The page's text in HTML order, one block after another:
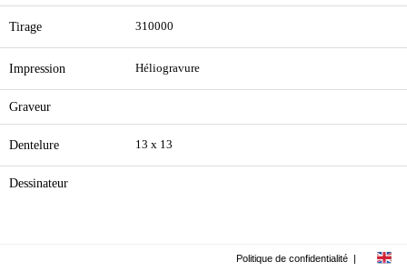
Tirage 310000
Impression Héliogravure
Graveur
Dentelure 13 x 13
Dessinateur
Politique de confidentialité |